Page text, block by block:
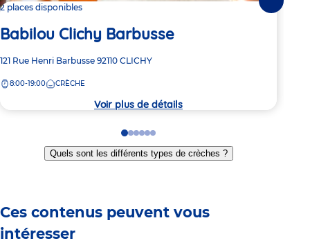
2 places disponibles
Babilou Clichy Barbusse
Adresse
la
121 Rue Henri Barbusse 92110 CLICHY
8:00-19:00 CRÈCHE
Voir plus de détails
Go
to
slide
Go
to
slide
Go
to
slide
Go
to
slide
Go
to
slide
Go
to
slide
Quels sont les différents types de crèches ?
Ces contenus peuvent vous
intéresser